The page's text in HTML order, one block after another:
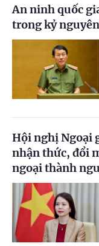
An ninh quốc
trong kỷ
Hội nghị Ngoại
nhận thức, đổi
ngoại thành